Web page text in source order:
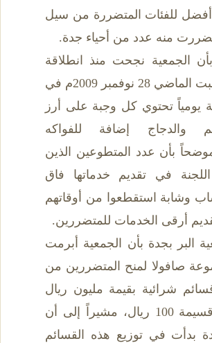
للفئات المتضررة من سيل
تضررت منه عدد من أحياء جدة.
الجمعية نجحت منذ انطلاقة
أعمالها يوم السبت الماضي 28 نوفمبر 2009م في
3000 وجبة يومياً تحتوي كل وجبة على أرز
والدجاج إضافة للفواكه
بأن عدد المتطوعين الذين
في تقديم خدماتها فاق
وشابة استقطعوا من أوقاتهم
أرقى الخدمات للمتضررين.
البر بجدة بأن الجمعية أبرمت
صافولا لمنح المتضررين من
شرائية بقيمة مليون ريال
تبلغ قيمة كل قسيمة 100 ريال، مشيراً إلى أن
بدأت في توزيع هذه القسائم